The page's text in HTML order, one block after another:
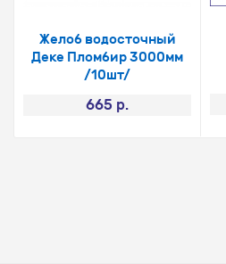
Желоб водосточный
Деке Пломбир 3000мм
/10шт/
665 р.